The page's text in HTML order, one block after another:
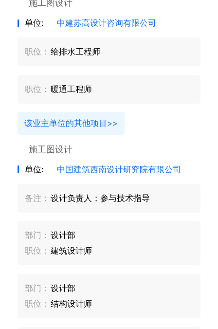
施工图设计
单位: 中建苏高设计咨询有限公司
职位： 给排水工程师
职位： 暖通工程师
该业主单位的其他项目>>
施工图设计
单位: 中国建筑西南设计研究院有限公司
备注： 设计负责人；参与技术指导
部门： 设计部
职位： 建筑设计师
部门： 设计部
职位： 结构设计师